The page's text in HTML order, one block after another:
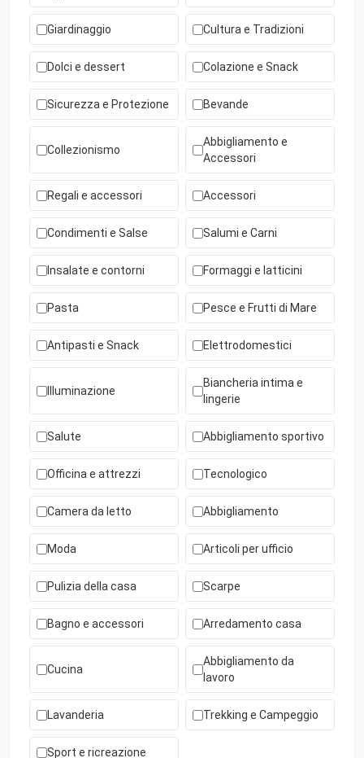
Giardinaggio Cultura e Tradizioni
Dolci e dessert Colazione e Snack
Sicurezza e Protezione Bevande
Collezionismo
Abbigliamento e
Accessori
Regali e accessori Accessori
Condimenti e Salse Salumi e Carni
Insalate e contorni Formaggi e latticini
Pasta Pesce e Frutti di Mare
Antipasti e Snack Elettrodomestici
Illuminazione
Biancheria intima e
lingerie
Salute Abbigliamento sportivo
Officina e attrezzi Tecnologico
Camera da letto Abbigliamento
Moda Articoli per ufficio
Pulizia della casa Scarpe
Bagno e accessori Arredamento casa
Cucina
Abbigliamento da
lavoro
Lavanderia Trekking e Campeggio
Sport e ricreazione